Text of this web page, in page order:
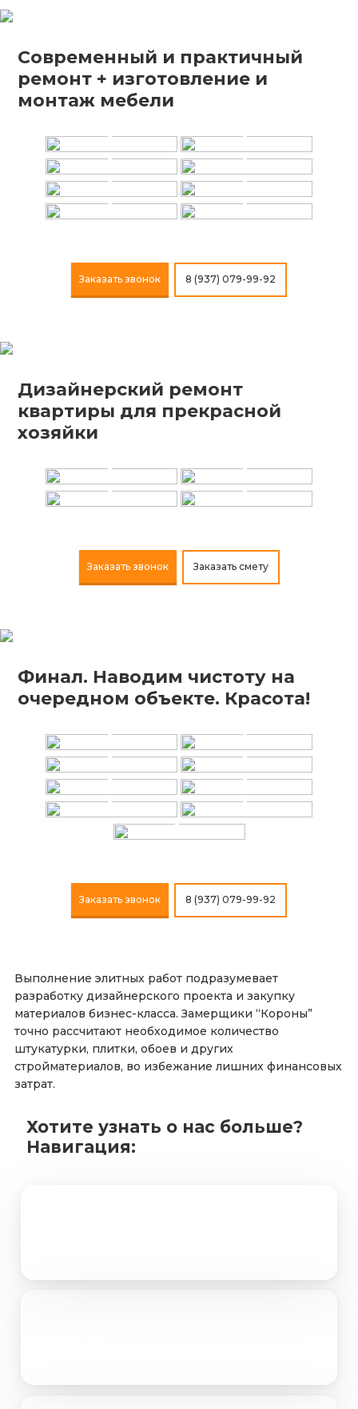
Современный и практичный
ремонт + изготовление и
монтаж мебели
+ +
+ +
+ +
+ +
Заказать звонок 8 (937) 079-99-92
Дизайнерский ремонт
квартиры для прекрасной
хозяйки+ +
+ +
Заказать звонок Заказать смету
Финал. Наводим чистоту на
очередном объекте. Красота!
+ +
+ +
+ +
+ +
+
Заказать звонок 8 (937) 079-99-92
Выполнение элитных работ подразумевает
разработку дизайнерского проекта и закупку
материалов бизнес-класса. Замерщики “Короны”
точно рассчитают необходимое количество
штукатурки, плитки, обоев и других
стройматериалов, во избежание лишних финансовых
затрат.
Хотите узнать о нас больше?
Навигация: